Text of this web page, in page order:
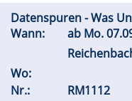
Datenspuren - Was
Wann:
ab Mo.
Wo:
Nr.:
RM1112